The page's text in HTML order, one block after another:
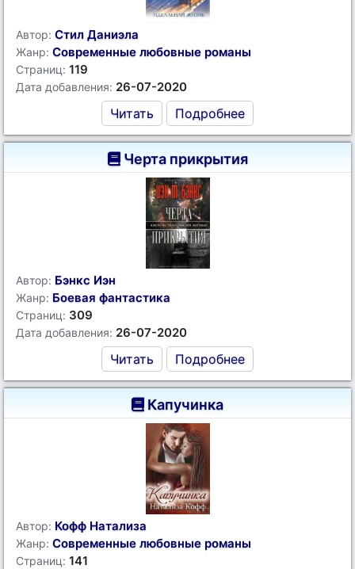
Автор: Стил Даниэла
Жанр: Современные любовные романы
Страниц: 119
Дата добавления: 26-07-2020
Читать Подробнее
Черта прикрытия
Автор: Бэнкс Иэн
Жанр: Боевая фантастика
Страниц: 309
Дата добавления: 26-07-2020
Читать Подробнее
Капучинка
Автор: Кофф Натализа
Жанр: Современные любовные романы
Страниц: 141